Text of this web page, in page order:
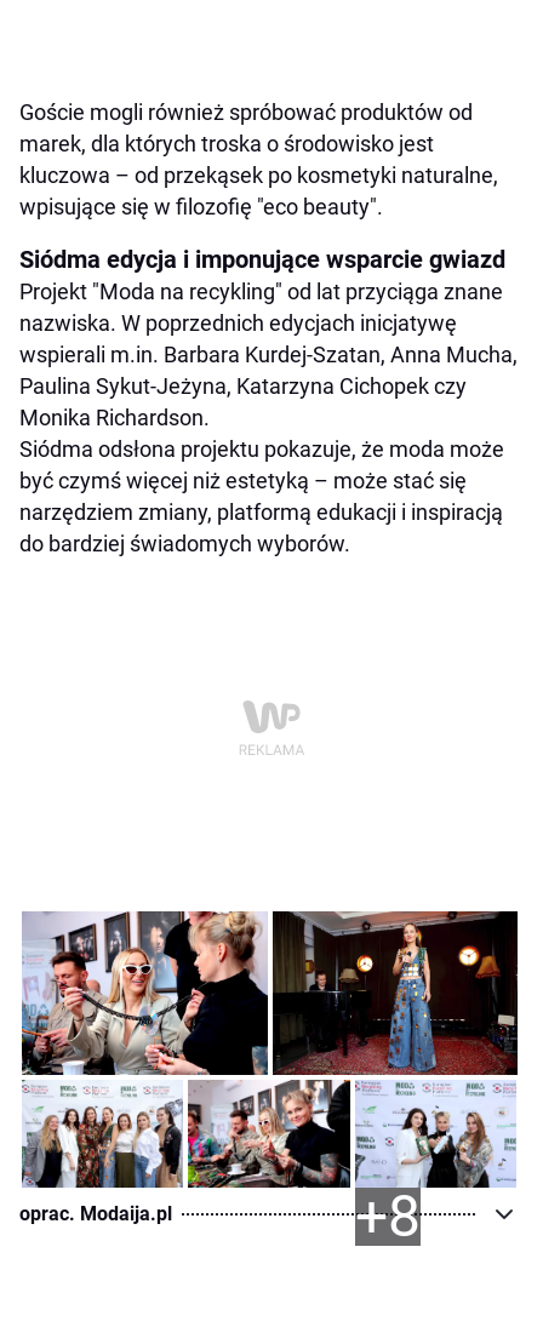
Goście mogli również spróbować produktów od
marek, dla których troska o środowisko jest
kluczowa – od przekąsek po kosmetyki naturalne,
wpisujące się w filozofię "eco beauty".
Siódma edycja i imponujące wsparcie gwiazd
Projekt "Moda na recykling" od lat przyciąga znane
nazwiska. W poprzednich edycjach inicjatywę
wspierali m.in. Barbara Kurdej-Szatan, Anna Mucha,
Paulina Sykut-Jeżyna, Katarzyna Cichopek czy
Monika Richardson.
Siódma odsłona projektu pokazuje, że moda może
być czymś więcej niż estetyką – może stać się
narzędziem zmiany, platformą edukacji i inspiracją
do bardziej świadomych wyborów.
+8
oprac. Modaija.pl